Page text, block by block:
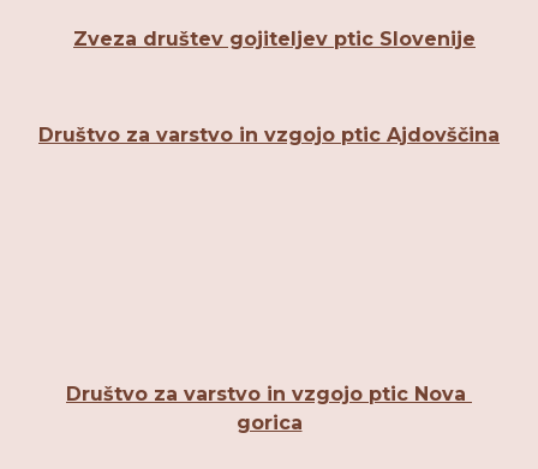
Zveza društev gojiteljev ptic Slovenije
Društvo za varstvo in vzgojo ptic Ajdovščina
Društvo za varstvo in vzgojo ptic Nova
gorica